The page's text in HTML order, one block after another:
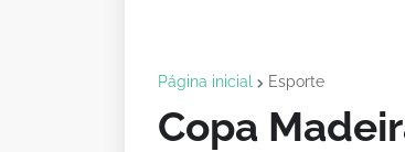
Página inicial Esporte
Copa